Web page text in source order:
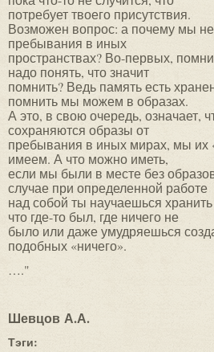
потребует твоего присутствия.
Возможен вопрос: а почему мы
пребывания в иных
пространствах? Во-первых,
надо понять, что значит
помнить? Ведь память есть
помнить мы можем в образах.
А это, в свою очередь, означает,
сохраняются образы от
пребывания в иных мирах, мы их
имеем. А что можно иметь,
если мы были в месте без
случае при определенной работе
над собой ты научаешься
что где-то был, где ничего не
было или даже умудряешься
подобных «ничего».
…."
Шевцов А.А.
Тэги: